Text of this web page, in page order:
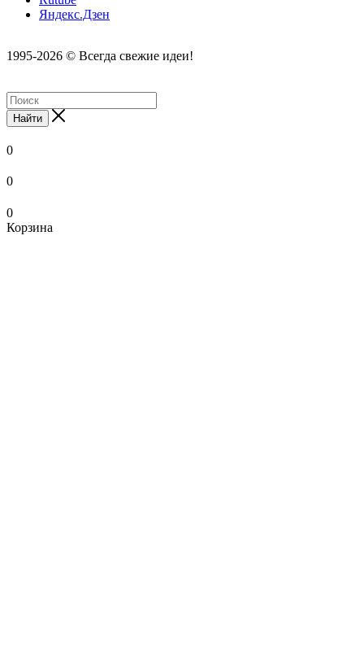
Яндекс.Дзен
1995-2026 © Всегда свежие идеи!
Найти
0
0
0
Корзина